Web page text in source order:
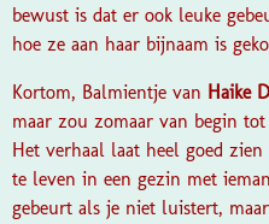
bewust is dat er ook leuke
hoe ze aan haar bijnaam is
Kortom, Balmientje van Haike
maar zou zomaar van begin
Het verhaal laat heel goed
te leven in een gezin met
gebeurt als je niet luistert,